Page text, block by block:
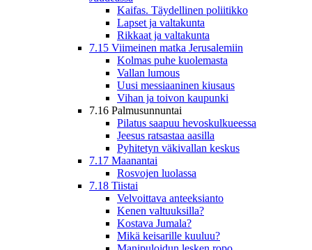
Kaifas. Täydellinen poliitikko
Lapset ja valtakunta
Rikkaat ja valtakunta
7.15 Viimeinen matka Jerusalemiin
Kolmas puhe kuolemasta
Vallan lumous
Uusi messiaaninen kiusaus
Vihan ja toivon kaupunki
7.16 Palmusunnuntai
Pilatus saapuu hevoskulkueessa
Jeesus ratsastaa aasilla
Pyhitetyn väkivallan keskus
7.17 Maanantai
Rosvojen luolassa
7.18 Tiistai
Velvoittava anteeksianto
Kenen valtuuksilla?
Kostava Jumala?
Mikä keisarille kuuluu?